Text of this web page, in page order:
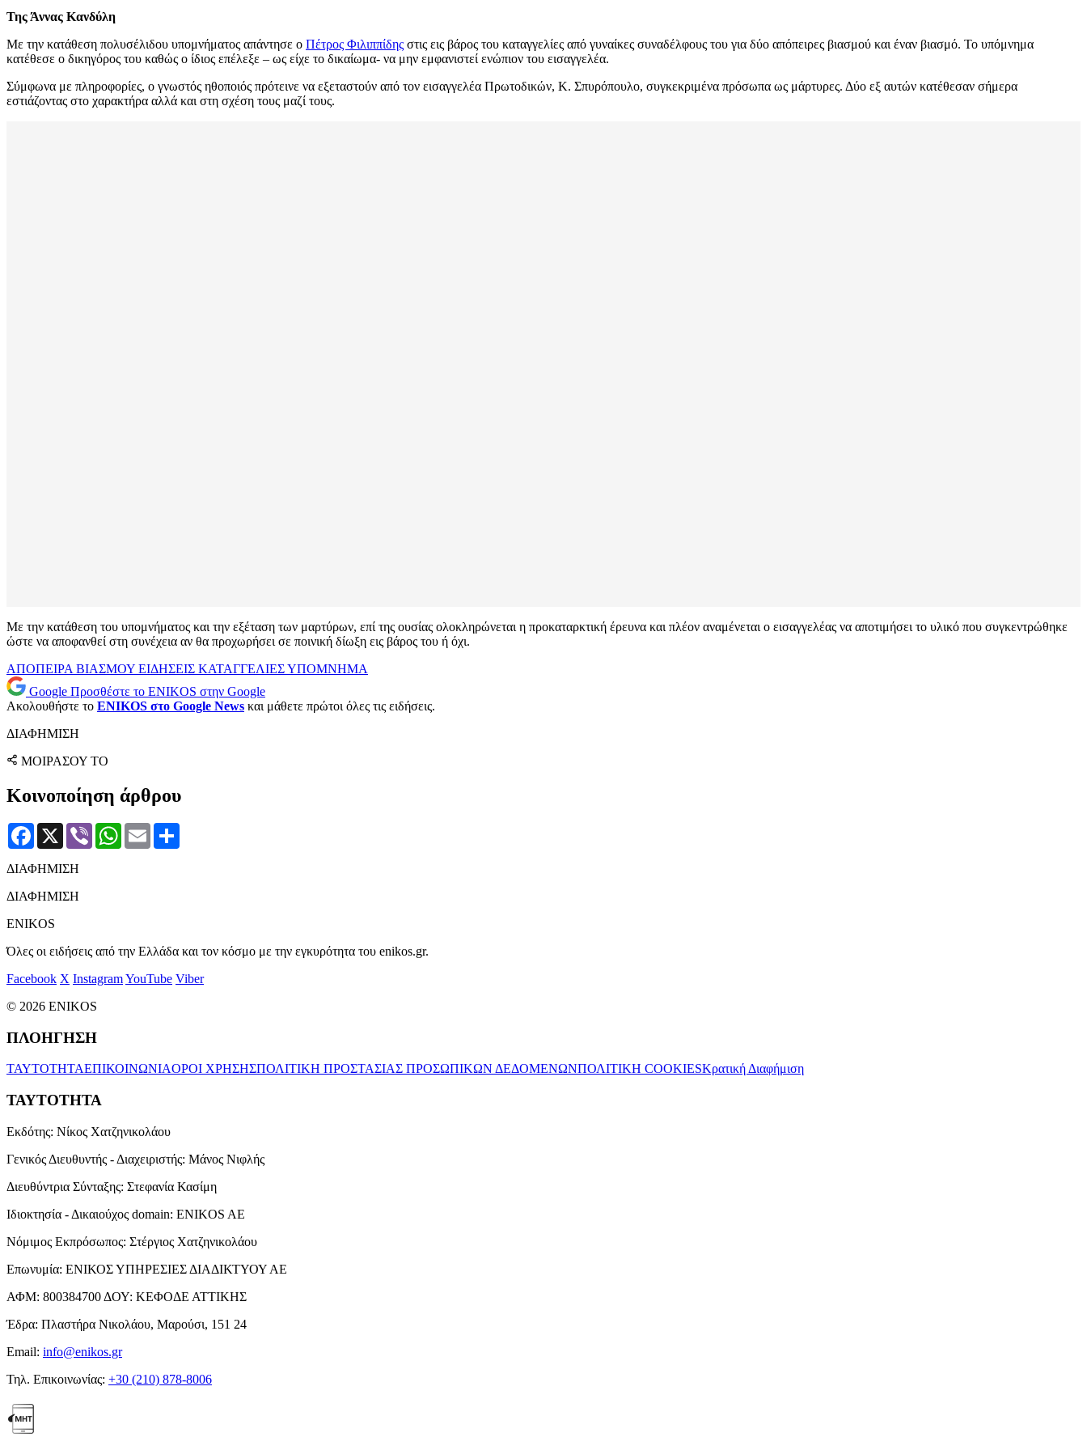
Της Άννας Κανδύλη
Με την κατάθεση πολυσέλιδου υπομνήματος απάντησε ο Πέτρος Φιλιππίδης στις εις βάρος του καταγγελίες από γυναίκες συναδέλφους του για δύο απόπειρες βιασμού και έναν βιασμό. Το υπόμνημα
κατέθεσε ο δικηγόρος του καθώς ο ίδιος επέλεξε – ως είχε το δικαίωμα- να μην εμφανιστεί ενώπιον του εισαγγελέα.
Σύμφωνα με πληροφορίες, ο γνωστός ηθοποιός πρότεινε να εξεταστούν από τον εισαγγελέα Πρωτοδικών, Κ. Σπυρόπουλο, συγκεκριμένα πρόσωπα ως μάρτυρες. Δύο εξ αυτών κατέθεσαν σήμερα
εστιάζοντας στο χαρακτήρα αλλά και στη σχέση τους μαζί τους.
Με την κατάθεση του υπομνήματος και την εξέταση των μαρτύρων, επί της ουσίας ολοκληρώνεται η προκαταρκτική έρευνα και πλέον αναμένεται ο εισαγγελέας να αποτιμήσει το υλικό που συγκεντρώθηκε
ώστε να αποφανθεί στη συνέχεια αν θα προχωρήσει σε ποινική δίωξη εις βάρος του ή όχι.
ΑΠΟΠΕΙΡΑ ΒΙΑΣΜΟΥ ΕΙΔΗΣΕΙΣ ΚΑΤΑΓΓΕΛΙΕΣΥΠΟΜΝΗΜΑ
Google Προσθέστε το ENIKOS στην Google
Ακολουθήστε το ENIKOS στο Google News και μάθετε πρώτοι όλες τις ειδήσεις.
ΔΙΑΦΗΜΙΣΗ
ΜΟΙΡΑΣΟΥ ΤΟ
Κοινοποίηση άρθρου
Facebook
X Viber WhatsApp
Email
ΔΙΑΦΗΜΙΣΗ
ΔΙΑΦΗΜΙΣΗ
ENIKOS
Όλες οι ειδήσεις από την Ελλάδα και τον κόσμο με την εγκυρότητα του enikos.gr.
Facebook X InstagramYouTube Viber
© 2026 ENIKOS
ΠΛΟΗΓΗΣΗ
ΤΑΥΤΟΤΗΤΑΕΠΙΚΟΙΝΩΝΙΑΟΡΟΙ ΧΡΗΣΗΣΠΟΛΙΤΙΚΗ ΠΡΟΣΤΑΣΙΑΣ ΠΡΟΣΩΠΙΚΩΝ ΔΕΔΟΜΕΝΩΝΠΟΛΙΤΙΚΗ COOKIESΚρατική Διαφήμιση
ΤΑΥΤΟΤΗΤΑ
Εκδότης: Νίκος Χατζηνικολάου
Γενικός Διευθυντής - Διαχειριστής: Μάνος Νιφλής
Διευθύντρια Σύνταξης: Στεφανία Κασίμη
Ιδιοκτησία - Δικαιούχος domain: ENIKOS AE
Νόμιμος Εκπρόσωπος: Στέργιος Χατζηνικολάου
Επωνυμία: ΕΝΙΚΟΣ ΥΠΗΡΕΣΙΕΣ ΔΙΑΔΙΚΤΥΟΥ ΑΕ
ΑΦΜ: 800384700 ΔΟΥ: ΚΕΦΟΔΕ ΑΤΤΙΚΗΣ
Έδρα: Πλαστήρα Νικολάου, Μαρούσι, 151 24
Email: info@enikos.gr
Τηλ. Επικοινωνίας: +30 (210) 878-8006